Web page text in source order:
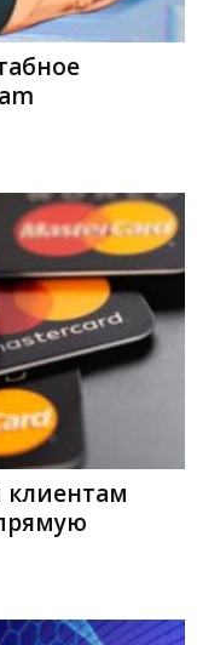
клиентам